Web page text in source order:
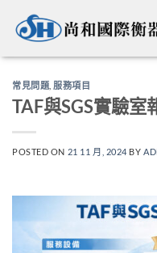
常見問題 ,服務項目
TAF與SGS實驗室
POSTED ON 21 11 月, 2024 BY